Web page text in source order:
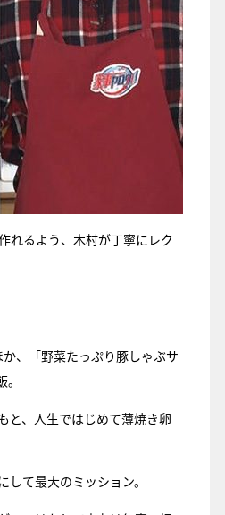
れるよう、木村が丁寧にレク
、「野菜たっぷり豚しゃぶサ
と、人生ではじめて薄焼き卵
て最大のミッション。